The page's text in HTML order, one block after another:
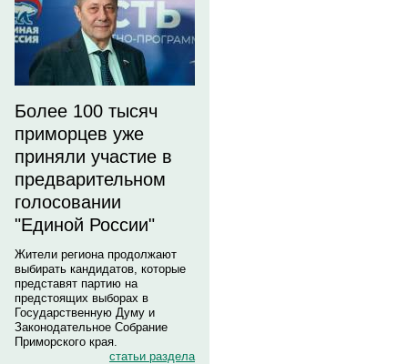
Более 100 тысяч
приморцев уже
приняли участие в
предварительном
голосовании
"Единой России"
Жители региона продолжают
выбирать кандидатов, которые
представят партию на
предстоящих выборах в
Государственную Думу и
Законодательное Собрание
Приморского края.
статьи раздела